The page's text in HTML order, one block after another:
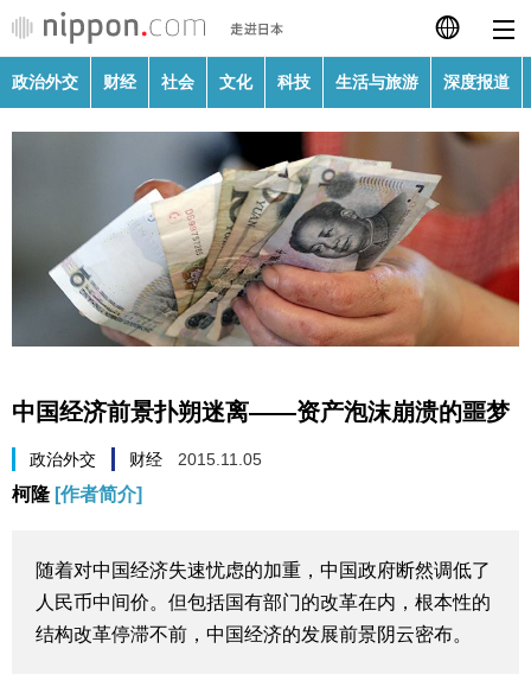
日本語
繁體字
Français
Español
政治外交
财经
文化
科技
生活与旅游
深度报道
政治外交 财经 社会 文化 科技 生活与旅游 深度报道
中国经济前景扑朔迷离——资产泡沫崩溃的噩梦
政治外交 财经 2015.11.05
柯隆 [作者简介]
随着对中国经济失速忧虑的加重，中国政府断然调低了
人民币中间价。但包括国有部门的改革在内，根本性的
结构改革停滞不前，中国经济的发展前景阴云密布。